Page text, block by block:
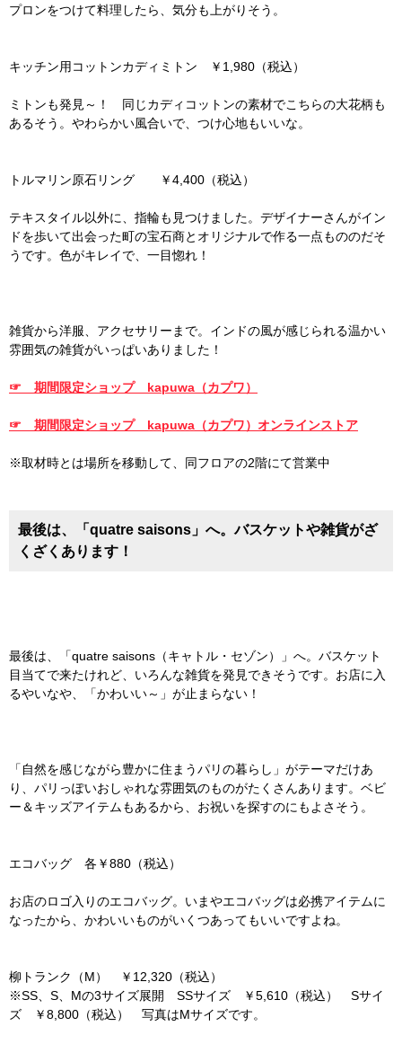
プロンをつけて料理したら、気分も上がりそう。
キッチン用コットンカディミトン ￥1,980（税込）
ミトンも発見～！ 同じカディコットンの素材でこちらの大花柄も
あるそう。やわらかい風合いで、つけ心地もいいな。
トルマリン原石リング ￥4,400（税込）
テキスタイル以外に、指輪も見つけました。デザイナーさんがイン
ドを歩いて出会った町の宝石商とオリジナルで作る一点もののだそ
うです。色がキレイで、一目惚れ！
雑貨から洋服、アクセサリーまで。インドの風が感じられる温かい
雰囲気の雑貨がいっぱいありました！
☞ 期間限定ショップ kapuwa（カプワ）
☞ 期間限定ショップ kapuwa（カプワ）オンラインストア
※取材時とは場所を移動して、同フロアの2階にて営業中
最後は、「quatre saisons」へ。バスケットや雑貨がざ
くざくあります！
最後は、「quatre saisons（キャトル・セゾン）」へ。バスケット
目当てで来たけれど、いろんな雑貨を発見できそうです。お店に入
るやいなや、「かわいい～」が止まらない！
「自然を感じながら豊かに住まうパリの暮らし」がテーマだけあ
り、パリっぽいおしゃれな雰囲気のものがたくさんあります。ベビ
ー＆キッズアイテムもあるから、お祝いを探すのにもよさそう。
エコバッグ 各￥880（税込）
お店のロゴ入りのエコバッグ。いまやエコバッグは必携アイテムに
なったから、かわいいものがいくつあってもいいですよね。
柳トランク（M） ￥12,320（税込）
※SS、S、Mの3サイズ展開 SSサイズ ￥5,610（税込） Sサイ
ズ ￥8,800（税込） 写真はMサイズです。